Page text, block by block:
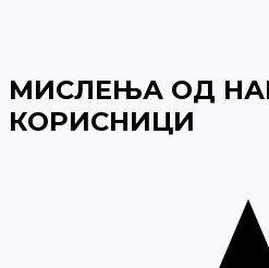
МИСЛЕЊА ОД
КОРИСНИЦИ